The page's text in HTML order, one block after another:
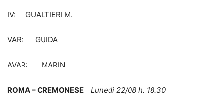
IV: GUALTIERI M.
VAR: GUIDA
AVAR: MARINI
ROMA – CREMONESE Lunedì 22/08 h. 18.30